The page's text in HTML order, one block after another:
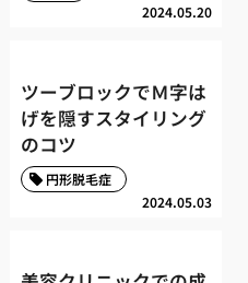
2024.05.20
ツーブロックでＭ字は
げを隠すスタイリング
のコツ
2024.05.03
円形脱毛症